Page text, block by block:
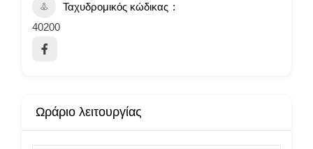
Ταχυδρομικός κώδικας
40200
Ωράριο λειτουργίας